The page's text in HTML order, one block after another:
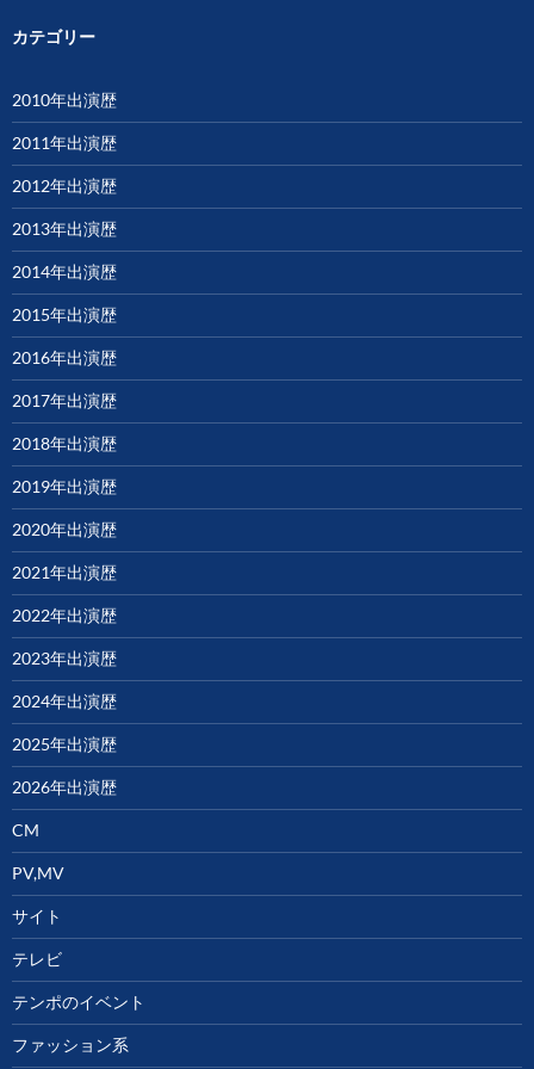
カテゴリー
2010年出演歴
2011年出演歴
2012年出演歴
2013年出演歴
2014年出演歴
2015年出演歴
2016年出演歴
2017年出演歴
2018年出演歴
2019年出演歴
2020年出演歴
2021年出演歴
2022年出演歴
2023年出演歴
2024年出演歴
2025年出演歴
2026年出演歴
CM
PV,MV
サイト
テレビ
テンポのイベント
ファッション系